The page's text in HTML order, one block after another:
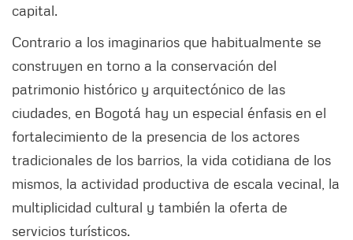
capital.
Contrario a los imaginarios que habitualmente se
construyen en torno a la conservación del
patrimonio histórico y arquitectónico de las
ciudades, en Bogotá hay un especial énfasis en el
fortalecimiento de la presencia de los actores
tradicionales de los barrios, la vida cotidiana de los
mismos, la actividad productiva de escala vecinal, la
multiplicidad cultural y también la oferta de
servicios turísticos.